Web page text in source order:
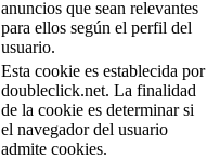
anuncios que sean relevantes
para ellos según el perfil del
usuario.
Esta cookie es establecida por
doubleclick.net. La finalidad
de la cookie es determinar si
el navegador del usuario
admite cookies.